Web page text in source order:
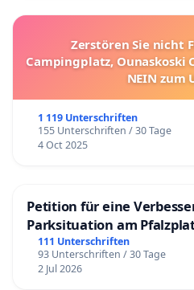
Zerstören Sie nicht
Campingplatz, Ounaskoski
NEIN zum
1 119 Unterschriften
155 Unterschriften / 30 Tage
4 Oct 2025
Petition für eine
Parksituation am
111 Unterschriften
93 Unterschriften / 30 Tage
2 Jul 2026